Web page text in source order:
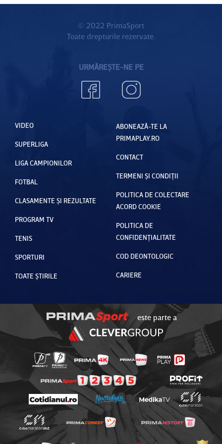
© 2022 PrimaSport
Toate drepturile rezervate.
URMĂREȘTE-NE PE
VIDEO
SUPERLIGA
LIGA CAMPIONILOR
FOTBAL
CLASAMENTE ȘI REZULTATE
PROGRAM TV
TENIS
SPORTURI
TOATE ȘTIRILE
ABONEAZĂ-TE LA
PRIMAPLAY.RO
CONTACT
TERMENI ȘI CONDIȚII
POLITICA DE COLECTARE
ACORD COOKIE
POLITICA DE
CONFIDENȚIALITATE
COD DEONTOLOGIC
CARIERE
este parte a